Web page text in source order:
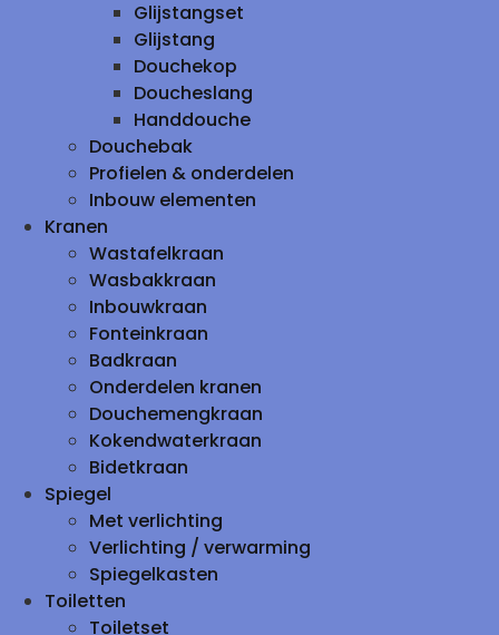
Glijstangset
Glijstang
Douchekop
Doucheslang
Handdouche
Douchebak
Profielen & onderdelen
Inbouw elementen
Kranen
Wastafelkraan
Wasbakkraan
Inbouwkraan
Fonteinkraan
Badkraan
Onderdelen kranen
Douchemengkraan
Kokendwaterkraan
Bidetkraan
Spiegel
Met verlichting
Verlichting / verwarming
Spiegelkasten
Toiletten
Toiletset